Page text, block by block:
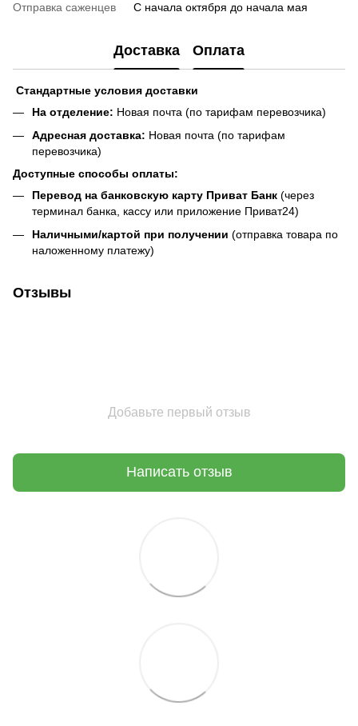
Отправка саженцев С начала октября до начала мая
Доставка Оплата
Стандартные условия доставки
На отделение: Новая почта (по тарифам перевозчика)
Адресная доставка: Новая почта (по тарифам
перевозчика)
Доступные способы оплаты:
Перевод на банковскую карту Приват Банк (через
терминал банка, кассу или приложение Приват24)
Наличными/картой при получении (отправка товара по
наложенному платежу)
Отзывы
Добавьте первый отзыв
Написать отзыв